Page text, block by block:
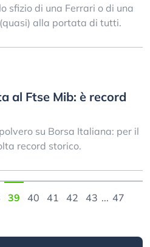
sfizio di una Ferrari o di una
alla portata di tutti.
al Ftse Mib: è record
su Borsa Italiana: per il
record storico.
39 40 41 42 43 ... 47